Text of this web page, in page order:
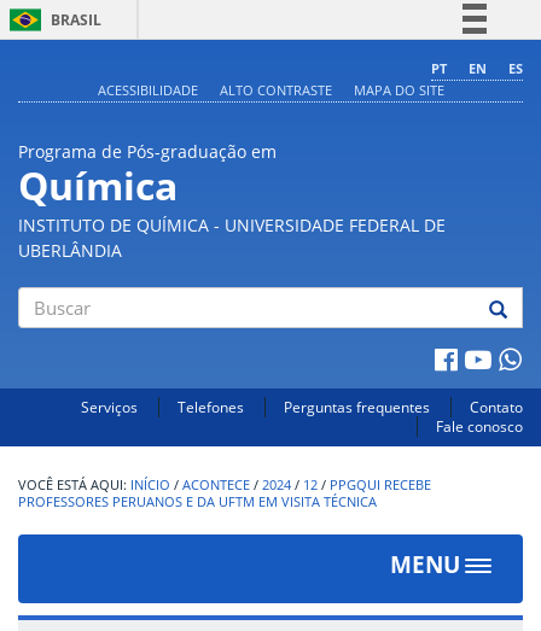
BRASIL
Comunica BR
PT EN
ES
ACESSIBILIDADE
ALTO CONTRASTE MAPA DO SITE
Programa de Pós-graduação em
Química
INSTITUTO DE QUÍMICA - UNIVERSIDADE FEDERAL DE
UBERLÂNDIA
Serviços Telefones Perguntas frequentes
Contato
Fale conosco
INÍCIO / ACONTECE / 2024 / 12 / PPGQUI RECEBE
PROFESSORES PERUANOS E DA UFTM EM VISITA TÉCNICA
MENU
Toggle